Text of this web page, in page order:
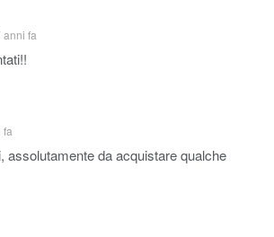
anni fa
fa
da acquistare qualche